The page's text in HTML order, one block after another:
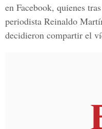
en Facebook, quienes
periodista Reinaldo
decidieron compartir el